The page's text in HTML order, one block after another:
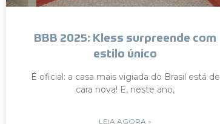
BBB 2025: Kless surpreende com
estilo único
É oficial: a casa mais vigiada do Brasil está de
cara nova! E, neste ano,
LEIA AGORA »